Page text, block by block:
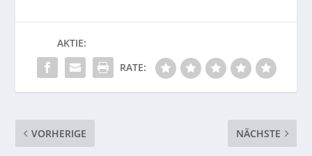
AKTIE:
RATE:
VORHERIGE NÄCHSTE